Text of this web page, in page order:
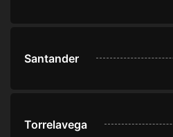
Santander
Torrelavega